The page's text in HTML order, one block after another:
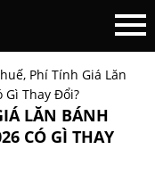
Phí Tính Giá Lăn
Gì Thay Đổi?
LĂN BÁNH
CÓ GÌ THAY